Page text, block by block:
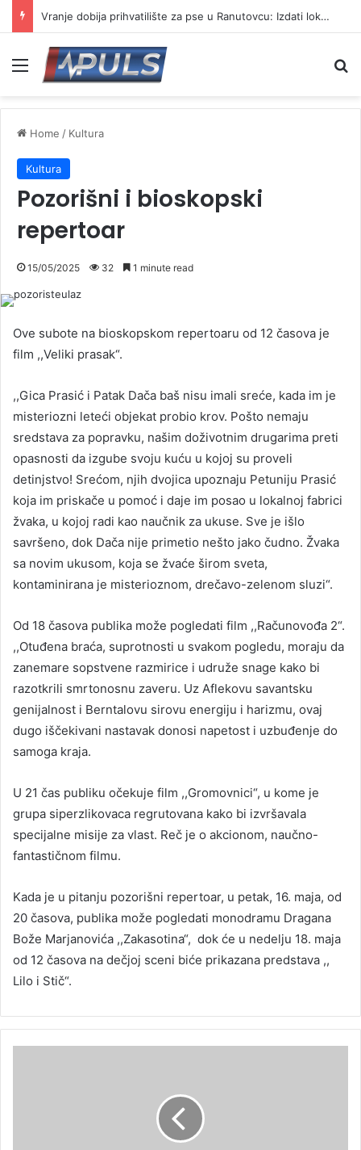
Vranje dobija prihvatilište za pse u Ranutovcu: Izdati lokacijski uslovi za izgradnju
Menu
Home / Kultura
Kultura
Pozorišni i bioskopski
repertoar
15/05/2025 32 1 minute read
Ove subote na bioskopskom repertoaru od 12 časova je
film ,,Veliki prasak“.
,,Gica Prasić i Patak Dača baš nisu imali sreće, kada im je
misteriozni leteći objekat probio krov. Pošto nemaju
sredstava za popravku, našim doživotnim drugarima preti
opasnosti da izgube svoju kuću u kojoj su proveli
detinjstvo! Srećom, njih dvojica upoznaju Petuniju Prasić
koja im priskače u pomoć i daje im posao u lokalnoj fabrici
žvaka, u kojoj radi kao naučnik za ukuse. Sve je išlo
savršeno, dok Dača nije primetio nešto jako čudno. Žvaka
sa novim ukusom, koja se žvaće širom sveta,
kontaminirana je misterioznom, drečavo-zelenom sluzi“.
Od 18 časova publika može pogledati film ,,Računovođa 2“.
,,Otuđena braća, suprotnosti u svakom pogledu, moraju da
zanemare sopstvene razmirice i udruže snage kako bi
razotkrili smrtonosnu zaveru. Uz Aflekovu savantsku
genijalnost i Berntalovu sirovu energiju i harizmu, ovaj
dugo iščekivani nastavak donosi napetost i uzbuđenje do
samoga kraja.
U 21 čas publiku očekuje film ,,Gromovnici“, u kome je
grupa siperzlikovaca regrutovana kako bi izvršavala
specijalne misije za vlast. Reč je o akcionom, naučno-
fantastičnom filmu.
Kada je u pitanju pozorišni repertoar, u petak, 16. maja, od
20 časova, publika može pogledati monodramu Dragana
Bože Marjanovića ,,Zakasotina“, dok će u nedelju 18. maja
od 12 časova na dečjoj sceni biće prikazana predstava ,,
Lilo i Stič“.